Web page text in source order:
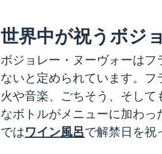
世界中が祝うボジ
ボジョレー・ヌーヴォーはフ
ないと定められています。
火や音楽、ごちそう、そし
なボトルがメニューに加わ
ではワイン風呂で解禁日を祝